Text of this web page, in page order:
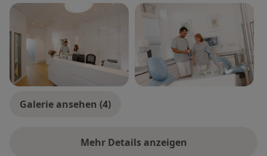
Galerie ansehen (4)
Mehr Details anzeigen
über Erfahrungen